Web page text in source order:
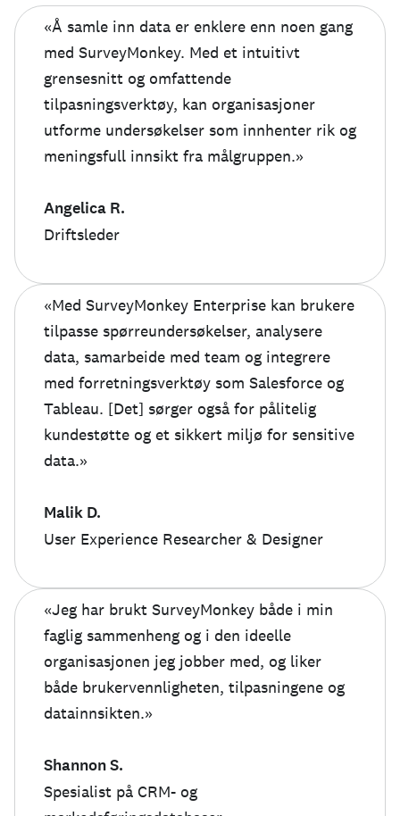
«Å samle inn data er enklere enn noen gang
med SurveyMonkey. Med et intuitivt
grensesnitt og omfattende
tilpasningsverktøy, kan organisasjoner
utforme undersøkelser som innhenter rik og
meningsfull innsikt fra målgruppen.»
Angelica R.
Driftsleder
«Med SurveyMonkey Enterprise kan brukere
tilpasse spørreundersøkelser, analysere
data, samarbeide med team og integrere
med forretningsverktøy som Salesforce og
Tableau. [Det] sørger også for pålitelig
kundestøtte og et sikkert miljø for sensitive
data.»
Malik D.
User Experience Researcher & Designer
«Jeg har brukt SurveyMonkey både i min
faglig sammenheng og i den ideelle
organisasjonen jeg jobber med, og liker
både brukervennligheten, tilpasningene og
datainnsikten.»
Shannon S.
Spesialist på CRM- og